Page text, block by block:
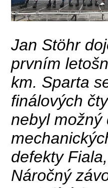
Jan Stöhr
prvním
km. Sparta
finálových
nebyl možný
defekty
Náročný